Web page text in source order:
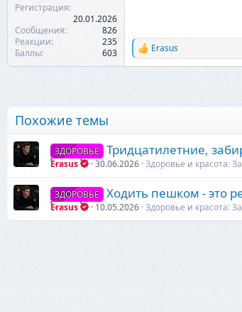
Регистрация
20.01.2026
Сообщения
826
Реакции
235
Баллы
603
Р
е
и
:
Erasus
Похожие темы
ЗДОРОВЬЕ Тридцатилетние,
Erasus 30.06.2026 Здоровье и красота:
ЗДОРОВЬЕ Ходить пешком - это
Erasus 10.05.2026 Здоровье и красота: